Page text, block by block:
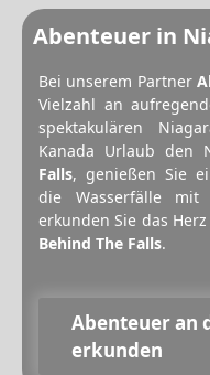
Abenteuer in
Bei unserem Partner
Vielzahl an
spektakulären
Kanada Urlaub den
Falls, genießen Sie
die Wasserfälle mit
erkunden Sie das
Behind The Falls.
Abenteuer an
erkunden